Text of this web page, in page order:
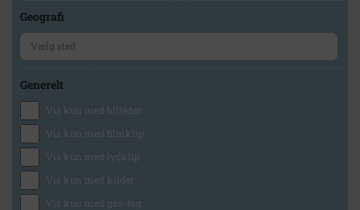
Geografi
Generelt
Vis kun med billeder
Vis kun med filmklip
Vis kun med lydklip
Vis kun med kilder
Vis kun med geo-tag